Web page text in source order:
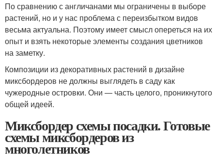
По сравнению с англичанами мы ограничены в выборе
растений, но и у нас проблема с переизбытком видов
весьма актуальна. Поэтому имеет смысл опереться на их
опыт и взять некоторые элементы создания цветников
на заметку.
Композиции из декоративных растений в дизайне
миксбордеров не должны выглядеть в саду как
чужеродные островки. Они — часть целого, проникнутого
общей идеей.
Миксбордер схемы посадки. Готовые
схемы миксбордеров из
многолетников